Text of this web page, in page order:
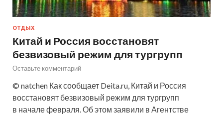
ОТДЫХ
Китай и Россия восстановят
безвизовый режим для тургрупп
Оставьте комментарий
© natchen Как сообщает Deita.ru, Китай и Россия
восстановят безвизовый режим для тургрупп
в начале февраля. Об этом заявили в Агентстве